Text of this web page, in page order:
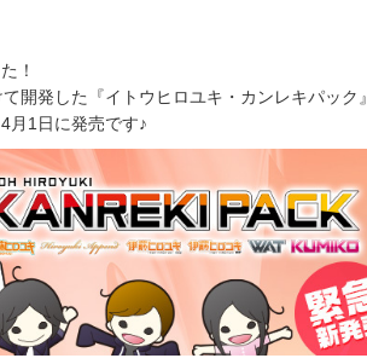
！
開発した『イトウヒロユキ・カンレキパック』
月1日に発売です♪